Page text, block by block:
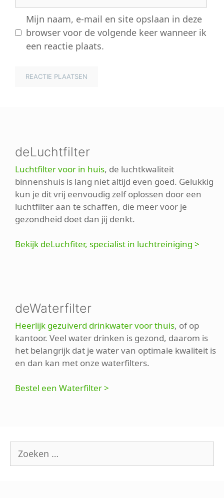
Mijn naam, e-mail en site opslaan in deze
browser voor de volgende keer wanneer ik
een reactie plaats.
deLuchtfilter
Luchtfilter voor in huis, de luchtkwaliteit
binnenshuis is lang niet altijd even goed. Gelukkig
kun je dit vrij eenvoudig zelf oplossen door een
luchtfilter aan te schaffen, die meer voor je
gezondheid doet dan jij denkt.
Bekijk deLuchfiter, specialist in luchtreiniging >
deWaterfilter
Heerlijk gezuiverd drinkwater voor thuis, of op
kantoor. Veel water drinken is gezond, daarom is
het belangrijk dat je water van optimale kwaliteit is
en dan kan met onze waterfilters.
Bestel een Waterfilter >
Zoek
naar: